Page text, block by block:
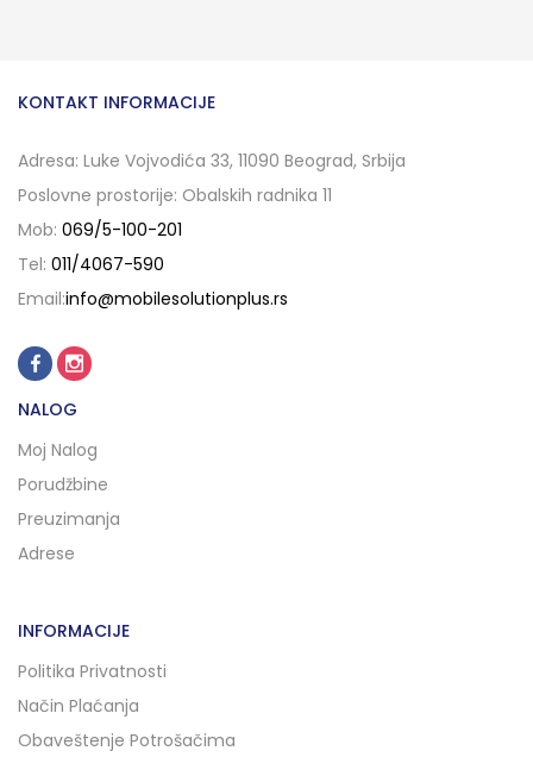
KONTAKT INFORMACIJE
Adresa: Luke Vojvodića 33, 11090 Beograd, Srbija
Poslovne prostorije: Obalskih radnika 11
Mob: 069/5-100-201
Tel: 011/4067-590
Email:info@mobilesolutionplus.rs
NALOG
Moj Nalog
Porudžbine
Preuzimanja
Adrese
INFORMACIJE
Politika Privatnosti
Način Plaćanja
Obaveštenje Potrošačima